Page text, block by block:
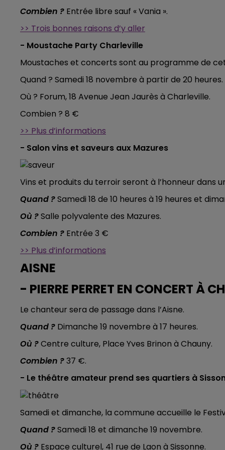
Combien ? Entrée libre sauf « Vania ».
>> Trois bonnes raisons d’y aller
- Moustache Party Charleville
Moustaches et concerts sont au programme de
Quand ? Samedi 18 novembre à partir de 20 heures.
Où ? Forum, 18 Avenue Jean Jaurès à Charleville.
Combien ? 8 €
>> Plus d’informations
- Salon vins et saveurs aux Mazures
Vins et produits du terroir seront à l’honneur dans
Quand ?Samedi 18 de 10 heures à 19 heures et
Où ?Salle polyvalente des Mazures.
Combien ? Entrée 3 €
>> Plus d’informations
AISNE
- PIERRE PERRET EN CONCERT À
Le chanteur sera de passage dans l’Aisne.
Quand ? Dimanche 19 novembre à 17 heures.
Où ?Centre culture, Place Yves Brinon à Chauny.
Combien ?37 €.
- Le théâtre amateur prend ses quartiers à
Samedi et dimanche, la commune accueille le
Quand ?Samedi 18 et dimanche 19 novembre.
Où ? Espace culturel, 41 rue de Laon à Sissonne.